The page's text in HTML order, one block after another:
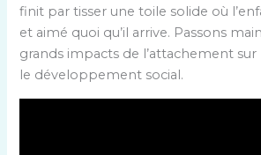
finit par tisser une toile solide où
et aimé quoi qu’il arrive. Passons
grands impacts de l’attachement
le développement social.